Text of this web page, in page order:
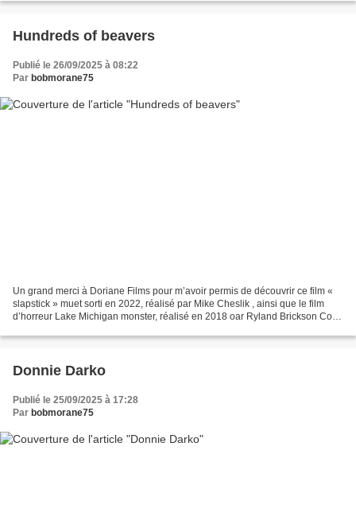
Hundreds of beavers
Publié le 26/09/2025 à 08:22
Par bobmorane75
Un grand merci à Doriane Films pour m’avoir permis de découvrir ce film «
slapstick » muet sorti en 2022, réalisé par Mike Cheslik , ainsi que le film
d’horreur Lake Michigan monster, réalisé en 2018 oar Ryland Brickson Cole
Donnie Darko
Publié le 25/09/2025 à 17:28
Par bobmorane75